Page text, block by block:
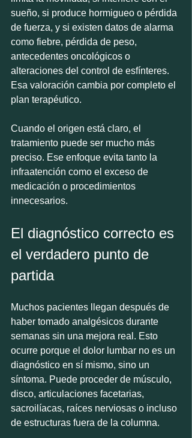
sueño, si produce hormigueo o pérdida
de fuerza, y si existen datos de alarma
como fiebre, pérdida de peso,
antecedentes oncológicos o
alteraciones del control de esfínteres.
Esa valoración cambia por completo el
plan terapéutico.
Cuando el origen está claro, el
tratamiento puede ser mucho más
preciso. Ese enfoque evita tanto la
infraatención como el exceso de
medicación o procedimientos
innecesarios.
El diagnóstico correcto es
el verdadero punto de
partida
Muchos pacientes llegan después de
haber tomado analgésicos durante
semanas sin una mejora real. Esto
ocurre porque el dolor lumbar no es un
diagnóstico en sí mismo, sino un
síntoma. Puede proceder de músculo,
disco, articulaciones facetarias,
sacroilíacas, raíces nerviosas o incluso
de estructuras fuera de la columna.